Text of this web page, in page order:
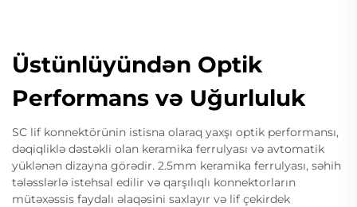
Üstünlüyündən Optik
Performans və Uğurluluk
SC lif konnektörünin istisna olaraq yaxşı optik performansı,
dəqiqliklə dəstəkli olan keramika ferrulyası və avtomatik
yüklənən dizayna görədir. 2.5mm keramika ferrulyası, səhih
tələsslərlə istehsal edilir və qarşılıqlı konnektorların
mütəxəssis faydalı əlaqəsini saxlayır və lif çekirdek